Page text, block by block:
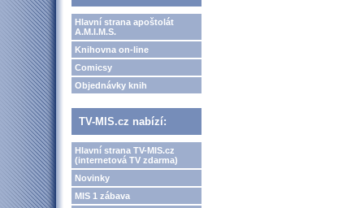
Hlavní strana apoštolát
A.M.I.M.S.
Knihovna on-line
Comicsy
Objednávky knih
TV-MIS.cz nabízí:
Hlavní strana TV-MIS.cz
(internetová TV zdarma)
Novinky
MIS 1 zábava